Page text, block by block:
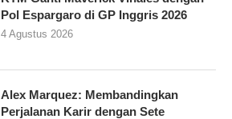
Pol Espargaro di GP Inggris 2026
4 Agustus 2026
Alex Marquez: Membandingkan
Perjalanan Karir dengan Sete